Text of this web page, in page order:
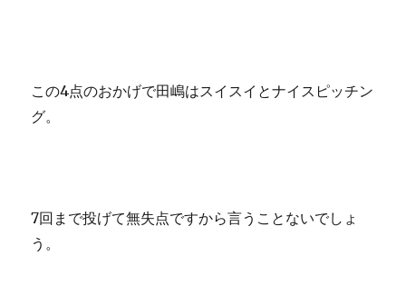
この4点のおかげで田嶋はスイスイとナイスピッチン
グ。
7回まで投げて無失点ですから言うことないでしょ
う。